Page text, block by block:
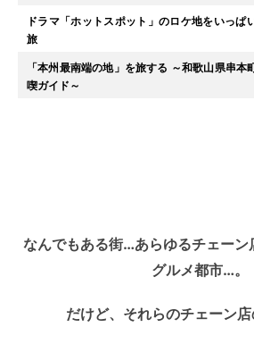
ドラマ「ホットスポット」のロケ地をいっぱ
旅
「本州最南端の地」を旅する ～和歌山県串本
喫ガイド～
なんでもある街…あらゆるチェーン
グルメ都市…。
だけど、それらのチェーン